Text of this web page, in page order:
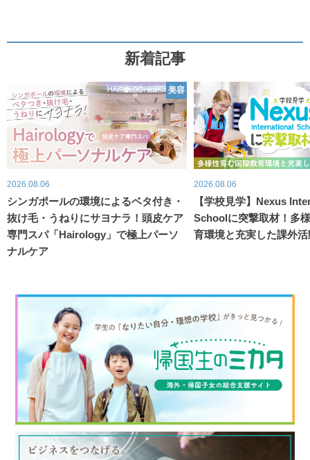
新着記事
美容
2026.08.06
シンガポールの環境によるベタ付き・
抜け毛・うねりにサヨナラ！頭皮ケア
専門スパ「Hairology」で極上パーソ
ナルケア
2026.08.06
【学校見学】Nexus
Schoolに突撃取材！多
育環境と充実した課外